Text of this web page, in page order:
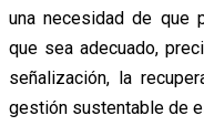
una necesidad de que
que sea adecuado,
señalización, la
gestión sustentable de